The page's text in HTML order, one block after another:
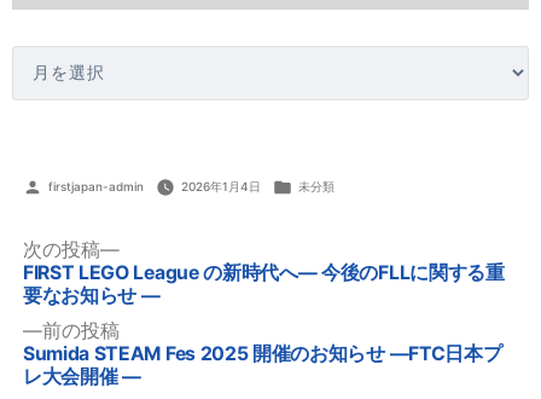
ブ
投
者:
firstjapan-admin 2026年1月4日 カ
リ
未分類
投
稿
ナ
ビ
ゲ
前の投稿前
の
投
Sumida STEAM Fes 2025 開催のお知らせ —FTC日本プ
レ大会開催 —
次の投稿
次
の
投
FIRST LEGO League の新時代へ― 今後のFLLに関する重
要なお知らせ ―